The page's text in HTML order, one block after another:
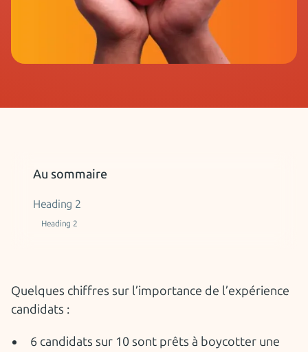
Quelques chiffres sur l’importance de l’expérience
candidats :
6 candidats sur 10 sont prêts à boycotter une
Au sommaire
Heading 2
Heading 2